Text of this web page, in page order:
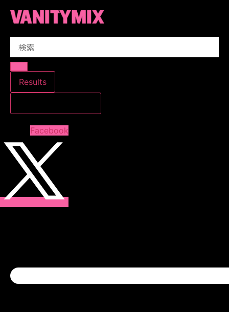
Results
Facebook